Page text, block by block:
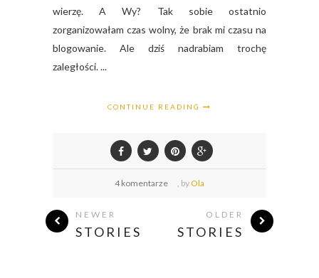
wierzę. A Wy? Tak sobie ostatnio
zorganizowałam czas wolny, że brak mi czasu na
blogowanie. Ale dziś nadrabiam trochę
zaległości. ...
CONTINUE READING
4 komentarze , by Ola
NEWER
STORIES
OLDER
STORIES